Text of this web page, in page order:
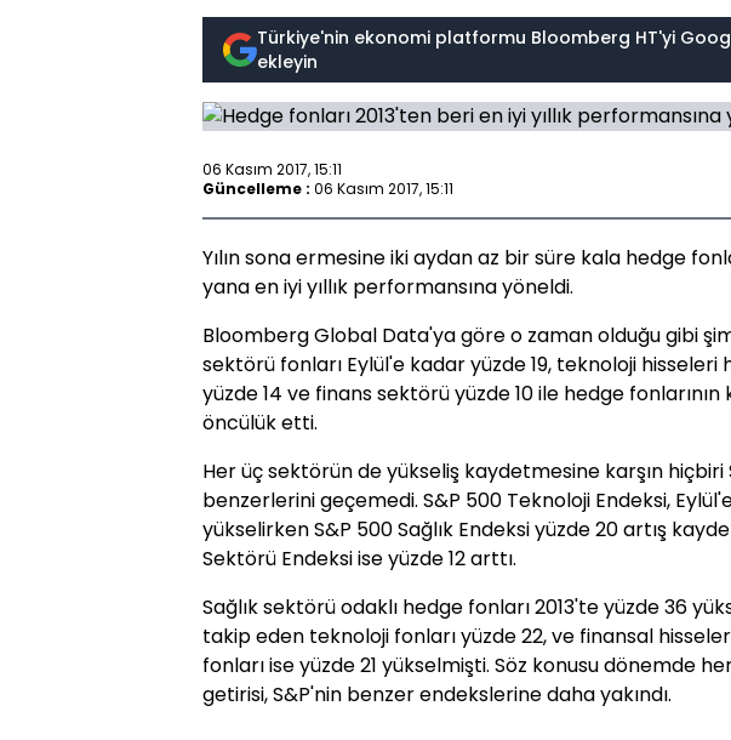
Türkiye'nin ekonomi platformu Bloomberg HT'yi
ekleyin
06 Kasım 2017, 15:11
Güncelleme : 06 Kasım 2017, 15:11
Yılın sona ermesine iki aydan az bir süre kala hedge
yana en iyi yıllık performansına yöneldi.
Bloomberg Global Data'ya göre o zaman olduğu gibi
sektörü fonları Eylül'e kadar yüzde 19, teknoloji hisseleri
yüzde 14 ve finans sektörü yüzde 10 ile hedge fonlarının
öncülük etti.
Her üç sektörün de yükseliş kaydetmesine karşın hiçbiri
benzerlerini geçemedi. S&P 500 Teknoloji Endeksi,
yükselirken S&P 500 Sağlık Endeksi yüzde 20 artış
Sektörü Endeksi ise yüzde 12 arttı.
Sağlık sektörü odaklı hedge fonları 2013'te yüzde 36
takip eden teknoloji fonları yüzde 22, ve finansal
fonları ise yüzde 21 yükselmişti. Söz konusu dönemde
getirisi, S&P'nin benzer endekslerine daha yakındı.